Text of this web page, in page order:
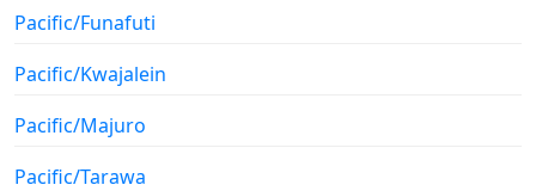
Pacific/Funafuti
Pacific/Kwajalein
Pacific/Majuro
Pacific/Tarawa